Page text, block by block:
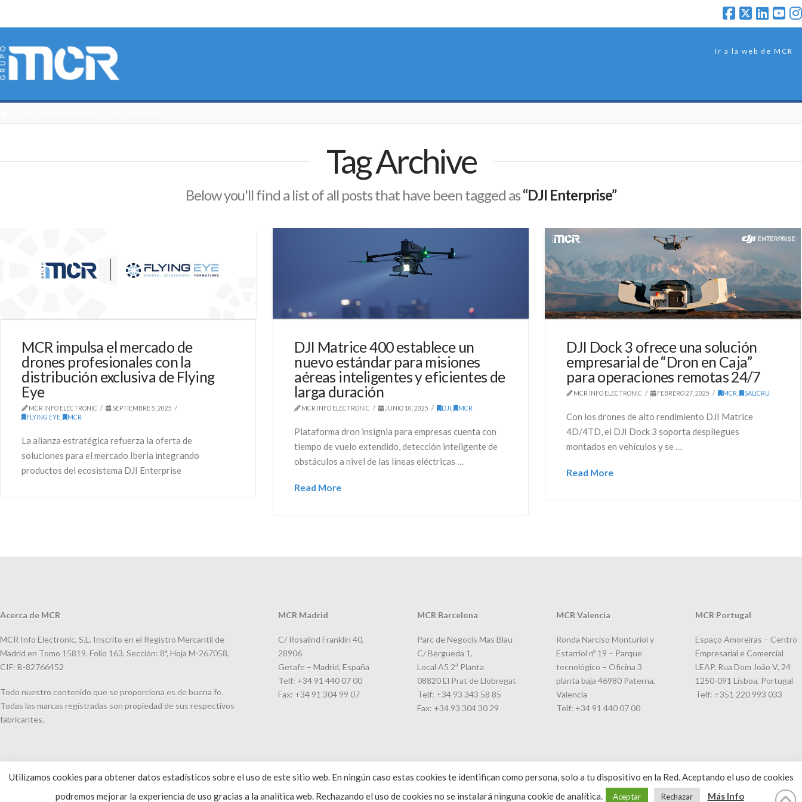
Ir a la web de MCR
Tag Archive
Below you'll find a list of all posts that have been tagged as“DJI Enterprise”
MCR impulsa el mercado de
drones profesionales con la
distribución exclusiva de Flying
Eye
MCR INFO ELECTRONIC
SEPTIEMBRE 5, 2025
FLYING EYE , MCR
La alianza estratégica refuerza la oferta de
soluciones para el mercado Iberia integrando
productos del ecosistema DJI Enterprise
DJI Matrice 400 establece un
nuevo estándar para misiones
aéreas inteligentes y eficientes de
larga duración
MCR INFO ELECTRONIC JUNIO 10, 2025 DJI , MCR
Plataforma dron insignia para empresas cuenta con
tiempo de vuelo extendido, detección inteligente de
obstáculos a nivel de las líneas eléctricas …
Read More
DJI Dock 3 ofrece una solución
empresarial de “Dron en Caja”
para operaciones remotas 24/7
MCR INFO ELECTRONIC FEBRERO 27, 2025 MCR , SALICRU
Con los drones de alto rendimiento DJI Matrice
4D/4TD, el DJI Dock 3 soporta despliegues
montados en vehículos y se …
Read More
Acerca de MCR
MCR Info Electronic, S.L. Inscrito en el Registro Mercantil de
Madrid en Tomo 15819, Folio 163, Sección: 8ª, Hoja M-267058,
CIF: B-82766452
Todo nuestro contenido que se proporciona es de buena fe.
Todas las marcas registradas son propiedad de sus respectivos
fabricantes.
MCR Madrid
C/ Rosalind Franklin 40,
28906
Getafe – Madrid, España
Telf: +34 91 440 07 00
Fax: +34 91 304 99 07
MCR Barcelona
Parc de Negocis Mas Blau
C/ Bergueda 1,
Local A5 2ª Planta
08820 El Prat de Llobregat
Telf: +34 93 343 58 85
Fax: +34 93 304 30 29
MCR Valencia
Ronda Narciso Monturiol y
Estarriol nº 19 – Parque
tecnológico – Oficina 3
planta baja 46980 Paterna,
Valencia
Telf: +34 91 440 07 00
MCR Portugal
Espaço Amoreiras – Centro
Empresarial e Comercial
LEAP, Rua Dom João V, 24
1250-091 Lisboa, Portugal
Telf: +351 220 993 033
Utilizamos cookies para obtener datos estadísticos sobre el uso de este sitio web. En ningún caso estas cookies te identifican como persona, solo a tu dispositivo en la Red. Aceptando el uso de cookies
podremos mejorar la experiencia de uso gracias a la analítica web. Rechazando el uso de cookies no se instalará ninguna cookie de analítica.
Aceptar Rechazar Más Info